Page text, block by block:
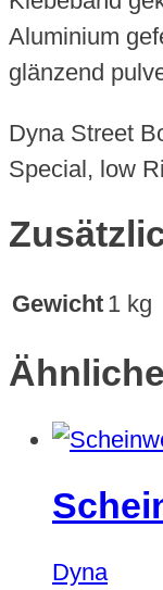
Aluminium
glänzend
Dyna Street
Special, low
Gewicht 1 kg
Dyna